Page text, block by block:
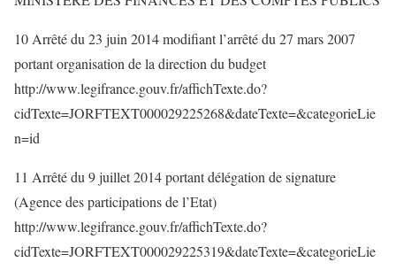
10 Arrêté du 23 juin 2014 modifiant l’arrêté du 27 mars 2007
portant organisation de la direction du budget
http://www.legifrance.gouv.fr/affichTexte.do?
cidTexte=JORFTEXT000029225268&dateTexte=&categorieLie
n=id
11 Arrêté du 9 juillet 2014 portant délégation de signature
(Agence des participations de l’Etat)
http://www.legifrance.gouv.fr/affichTexte.do?
cidTexte=JORFTEXT000029225319&dateTexte=&categorieLie